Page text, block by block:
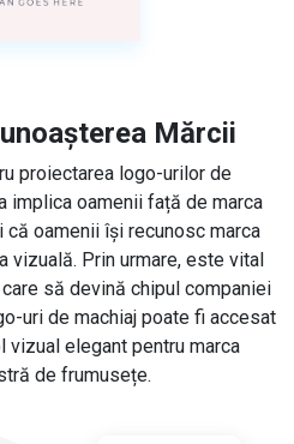
Mărcii
proiectarea logo-urilor de
implica oamenii față de marca
oamenii își recunosc marca
vizuală. Prin urmare, este vital
să devină chipul companiei
uri de machiaj poate fi accesat
vizual elegant pentru marca
de frumusețe.